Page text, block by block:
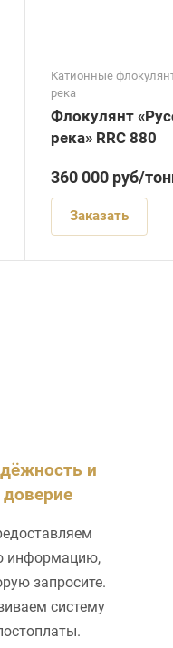
Катионные
река
Флокулянт
река» RRC 880
360 000 руб/
Заказать
и
доверие
информацию,
запросите.
систему